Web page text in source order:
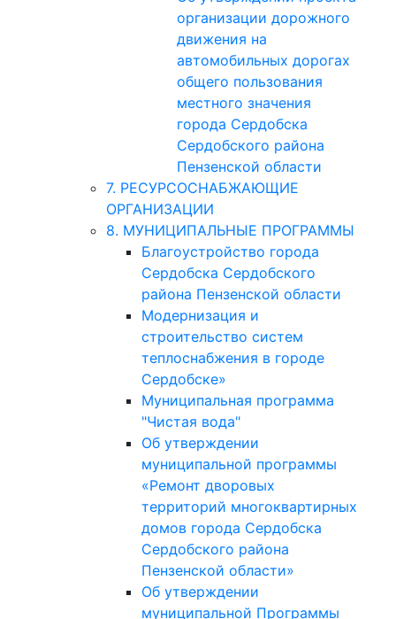
организации дорожного
движения на
автомобильных дорогах
общего пользования
местного значения
города Сердобска
Сердобского района
Пензенской области
7. РЕСУРСОСНАБЖАЮЩИЕ
ОРГАНИЗАЦИИ
8. МУНИЦИПАЛЬНЫЕ ПРОГРАММЫ
Благоустройство города
Сердобска Сердобского
района Пензенской области
Модернизация и
строительство систем
теплоснабжения в городе
Сердобске»
Муниципальная программа
"Чистая вода"
Об утверждении
муниципальной программы
«Ремонт дворовых
территорий многоквартирных
домов города Сердобска
Сердобского района
Пензенской области»
Об утверждении
муниципальной Программы